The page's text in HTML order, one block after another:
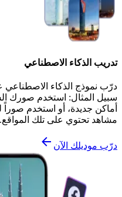
تدريب الذكاء الاصطناعي
درّب نموذج الذكاء الاصطناعي
سبيل المثال: استخدم صورك
أماكن جديدة، أو استخدم صوراً
مشاهد تحتوي على تلك
درّب موديلك الآن